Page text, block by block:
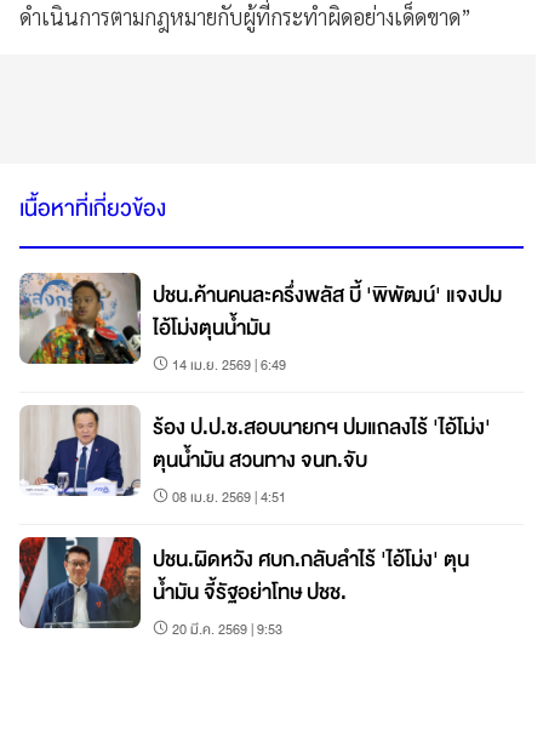
ดำเนินการตามกฎหมายกับผู้ที่กระทำผิดอย่างเด็ดขาด”
เนื้อหาที่เกี่ยวข้อง
ปชน.ค้านคนละครึ่งพลัส บี้ 'พิพัฒน์' แจงปม
ไอ้โม่งตุนน้ำมัน
14 เม.ย. 2569 | 6:49
ร้อง ป.ป.ช.สอบนายกฯ ปมแถลงไร้ 'ไอ้โม่ง'
ตุนน้ำมัน สวนทาง จนท.จับ
08 เม.ย. 2569 | 4:51
ปชน.ผิดหวัง ศบก.กลับลำไร้ 'ไอ้โม่ง' ตุน
น้ำมัน จี้รัฐอย่าโทษ ปชช.
20 มี.ค. 2569 | 9:53